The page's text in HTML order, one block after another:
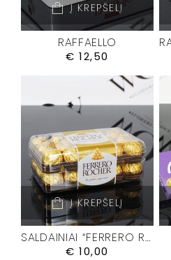
Į KREPŠELĮ
RAFFAELLO
€ 12,50
Į KREPŠELĮ
SALDAINIAI “FERRERO ROCHER”
€ 10,00